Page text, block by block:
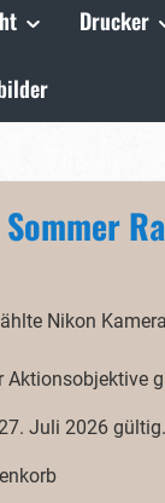
Drucker
Nikon
Aktionsobjektive
Juli 2026 gültig.